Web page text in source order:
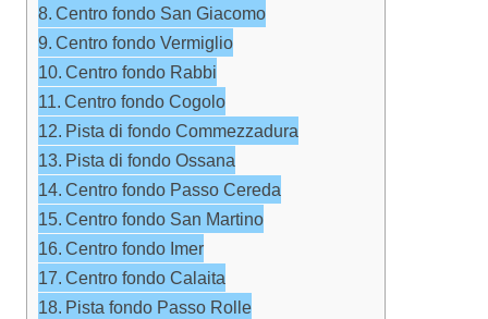
Centro fondo San Giacomo
Centro fondo Vermiglio
Centro fondo Rabbi
Centro fondo Cogolo
Pista di fondo Commezzadura
Pista di fondo Ossana
Centro fondo Passo Cereda
Centro fondo San Martino
Centro fondo Imer
Centro fondo Calaita
Pista fondo Passo Rolle